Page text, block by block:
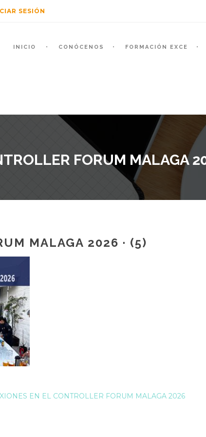
SESIÓN
INICIO CONÓCENOS FORMACIÓN EXCE
FORUM MALAGA
MALAGA 2026 · (5)
EN EL CONTROLLER FORUM MALAGA 2026